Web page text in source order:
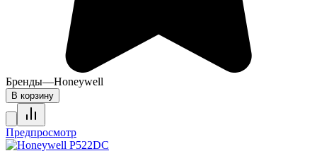
Бренды—Honeywell
В корзину
Предпросмотр